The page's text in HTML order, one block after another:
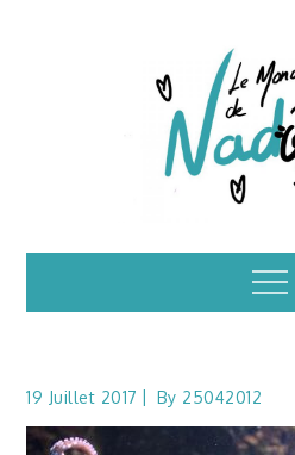
monde Menu
19 Juillet 2017 By 25042012